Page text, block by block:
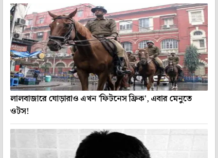
লালবাজারে ঘোড়ারাও এখন 'ফিটনেস ফ্রিক', এবার মেনুতে
ওটস!